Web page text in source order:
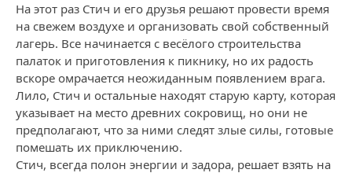
На этот раз Стич и его друзья решают провести время
на свежем воздухе и организовать свой собственный
лагерь. Все начинается с весёлого строительства
палаток и приготовления к пикнику, но их радость
вскоре омрачается неожиданным появлением врага.
Лило, Стич и остальные находят старую карту, которая
указывает на место древних сокровищ, но они не
предполагают, что за ними следят злые силы, готовые
помешать их приключению.
Стич, всегда полон энергии и задора, решает взять на